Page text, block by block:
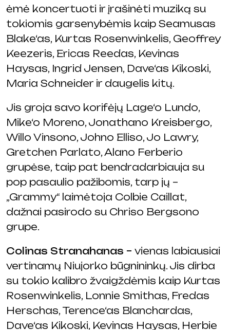
ėmė koncertuoti ir įrašinėti muziką su
tokiomis garsenybėmis kaip Seamusas
Blake‘as, Kurtas Rosenwinkelis, Geoffrey
Keezeris, Ericas Reedas, Kevinas
Haysas, Ingrid Jensen, Dave‘as Kikoski,
Maria Schneider ir daugelis kitų.
Jis groja savo korifėjų Lage‘o Lundo,
Mike‘o Moreno, Jonathano Kreisbergo,
Willo Vinsono, Johno Elliso, Jo Lawry,
Gretchen Parlato, Alano Ferberio
grupėse, taip pat bendradarbiauja su
pop pasaulio pažibomis, tarp jų –
„Grammy“ laimėtoja Colbie Caillat,
dažnai pasirodo su Chriso Bergsono
grupe.
Colinas Stranahanas – vienas labiausiai
vertinamų Niujorko būgnininkų. Jis dirba
su tokio kalibro žvaigždėmis kaip Kurtas
Rosenwinkelis, Lonnie Smithas, Fredas
Herschas, Terence‘as Blanchardas,
Dave‘as Kikoski, Kevinas Haysas, Herbie